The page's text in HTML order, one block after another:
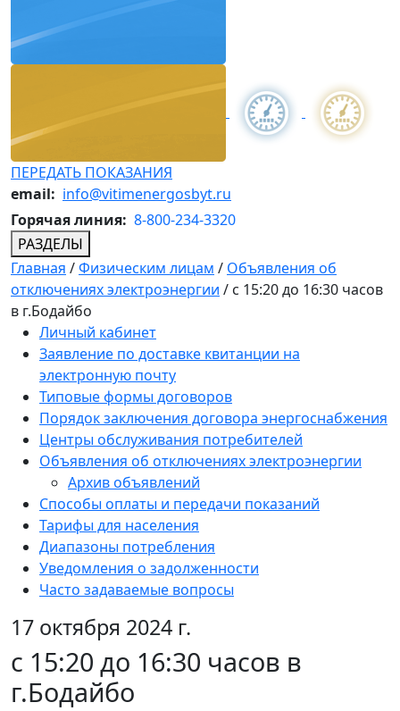
ПЕРЕДАТЬ ПОКАЗАНИЯ
email: info@vitimenergosbyt.ru
Горячая линия: 8-800-234-3320
РАЗДЕЛЫ
Главная /Физическим лицам / Объявления об
отключениях электроэнергии / с 15:20 до 16:30 часов
в г.Бодайбо
Личный кабинет
Заявление по доставке квитанции на
электронную почту
Типовые формы договоров
Порядок заключения договора энергоснабжения
Центры обслуживания потребителей
Объявления об отключениях электроэнергии
Архив объявлений
Способы оплаты и передачи показаний
Тарифы для населения
Диапазоны потребления
Уведомления о задолженности
Часто задаваемые вопросы
17 октября 2024 г.
с 15:20 до 16:30 часов в
г.Бодайбо